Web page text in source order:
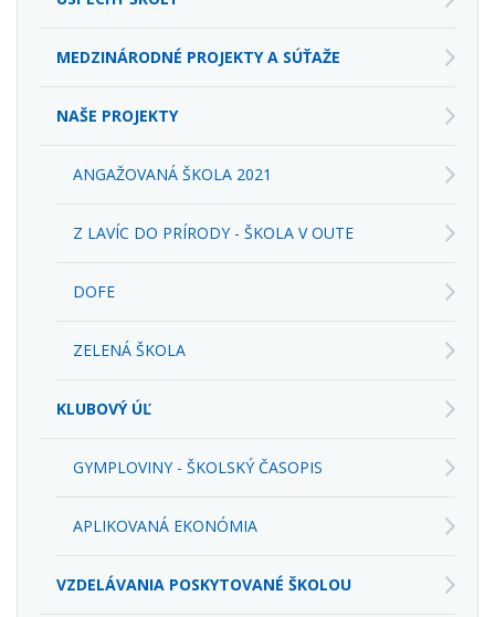
MEDZINÁRODNÉ PROJEKTY A SÚŤAŽE
NAŠE PROJEKTY
ANGAŽOVANÁ ŠKOLA 2021
Z LAVÍC DO PRÍRODY - ŠKOLA V OUTE
DOFE
ZELENÁ ŠKOLA
KLUBOVÝ ÚĽ
GYMPLOVINY - ŠKOLSKÝ ČASOPIS
APLIKOVANÁ EKONÓMIA
VZDELÁVANIA POSKYTOVANÉ ŠKOLOU